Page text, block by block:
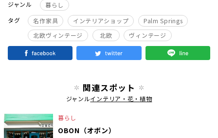
ジャンル
暮らし
タグ
名作家具 インテリアショップ
Palm Springs
北欧ヴィンテージ
北欧 ヴィンテージ
関連スポット
ジャンルインテリア・花・植物
暮らし
OBON（オボン）